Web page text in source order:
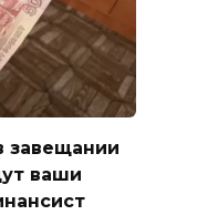
завещании
ваши